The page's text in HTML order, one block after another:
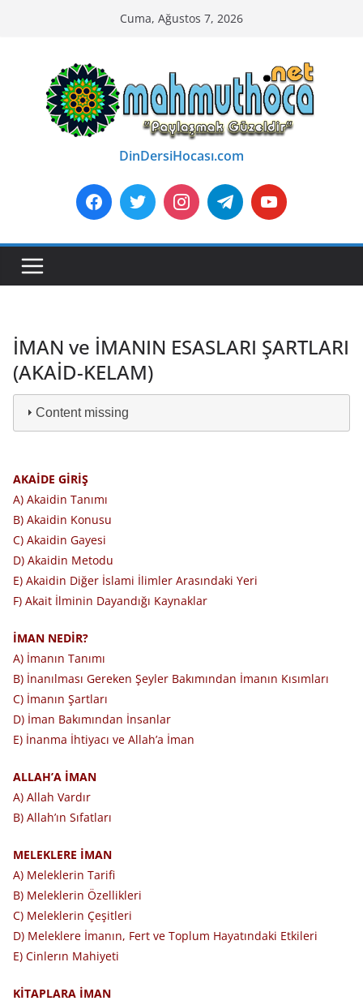
Cuma, Ağustos 7, 2026
DinDersiHocası.com
İMAN ve İMANIN ESASLARI ŞARTLARI
(AKAİD-KELAM)
Content missing
AKAİDE GİRİŞ
A) Akaidin Tanımı
B) Akaidin Konusu
C) Akaidin Gayesi
D) Akaidin Metodu
E) Akaidin Diğer İslami İlimler Arasındaki Yeri
F) Akait İlminin Dayandığı Kaynaklar
İMAN NEDİR?
A) İmanın Tanımı
B) İnanılması Gereken Şeyler Bakımından İmanın Kısımları
C) İmanın Şartları
D) İman Bakımından İnsanlar
E) İnanma İhtiyacı ve Allah’a İman
ALLAH’A İMAN
A) Allah Vardır
B) Allah’ın Sıfatları
MELEKLERE İMAN
A) Meleklerin Tarifi
B) Meleklerin Özellikleri
C) Meleklerin Çeşitleri
D) Meleklere İmanın, Fert ve Toplum Hayatındaki Etkileri
E) Cinlerın Mahiyeti
KİTAPLARA İMAN